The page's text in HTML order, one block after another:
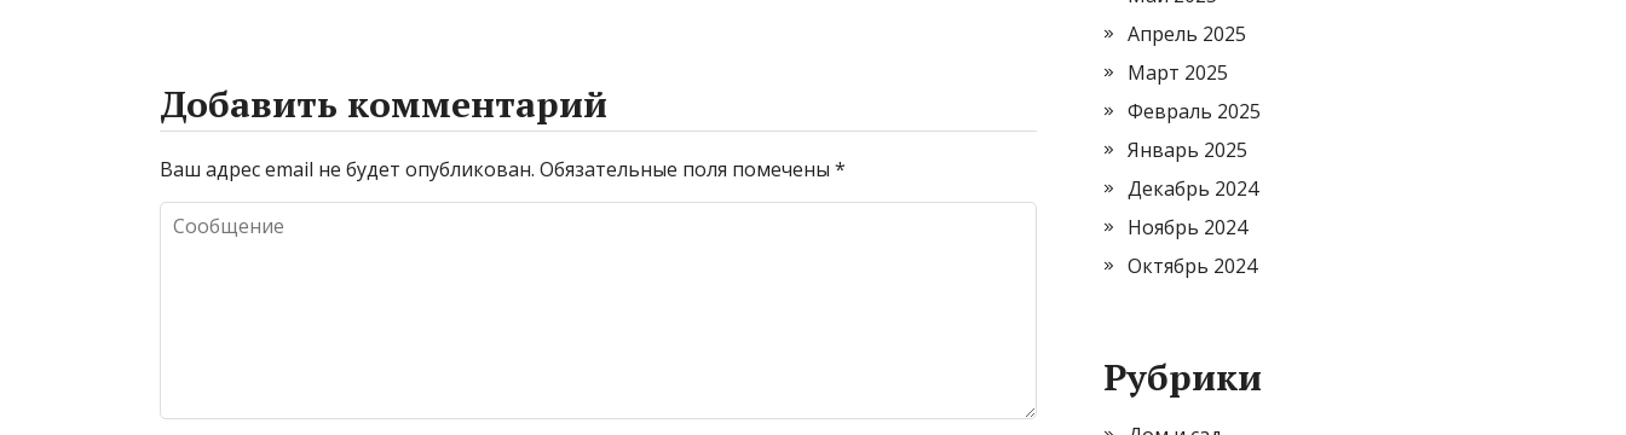
Добавить комментарий
Ваш адрес email не будет опубликован. Обязательные поля помечены *
Апрель 2025
Март 2025
Февраль 2025
Январь 2025
Декабрь 2024
Ноябрь 2024
Октябрь 2024
Рубрики